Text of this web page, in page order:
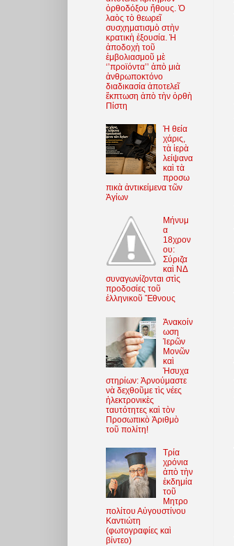
ὀρθοδόξου ἤθους. Ὁ
λαὸς τὸ θεωρεῖ
συσχηματισμὸ στὴν
κρατικὴ ἐξουσία. Ἡ
ἀποδοχὴ τοῦ
ἐμβολιασμοῦ μὲ
‘’προϊόντα’’ ἀπὸ μιὰ
ἀνθρωποκτόνο
διαδικασία ἀποτελεῖ
ἔκπτωση ἀπὸ τὴν ὀρθὴ
Πίστη
Ἡ θεία
χάρις,
τὰ ἱερὰ
λείψανα
καὶ τὰ
προσω
πικὰ ἀντικείμενα τῶν
Ἁγίων
Μήνυμ
α
18χρον
ου:
Σύριζα
καὶ ΝΔ
συναγωνίζονται στὶς
προδοσίες τοῦ
ἑλληνικοῦ Ἔθνους
Ἀνακοίν
ωση
Ἱερῶν
Μονῶν
καὶ
Ἡσυχα
στηρίων: Ἀρνούμαστε
νὰ δεχθοῦμε τὶς νέες
ἠλεκτρονικὲς
ταυτότητες καὶ τὸν
Προσωπικὸ Ἀριθμὸ
τοῦ πολίτη!
Τρία
χρόνια
ἀπὸ τὴν
ἐκδημία
τοῦ
Μητρο
πολίτου Αὐγουστίνου
Καντιώτη
(φωτoγραφίες καὶ
βίντεο)